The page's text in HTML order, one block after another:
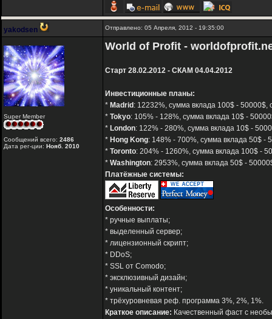
yakodsen Отправлено: 05 Апреля, 2012 - 19:35:00
Super Member
Сообщений всего: 2486
Дата рег-ции: Нояб. 2010
World of Profit -
Старт 28.02.2012 - СКАМ 04.04.2012
Инвестиционные планы:
* Madrid : 12232%, сумма вклада 100$ - 50000$,
* Tokyo: 105% - 128%, сумма вклада 10$ -
* London: 122% - 280%, сумма вклада 10$ -
* Hong Kong: 148% - 700%, сумма вклада 50$ -
* Toronto: 204% - 1260%, сумма вклада 100$ -
* Washington: 2953%, сумма вклада 50$ -
Платёжные системы:
Особенности:
* ручные выплаты;
* выделенный сервер;
* лицензионный скрипт;
* DDoS;
* SSL от Comodo;
* эксклюзивный дизайн;
* уникальный контент;
* трёхуровневая реф. программа 3%, 2%, 1%.
Краткое описание: Качественный фаст с